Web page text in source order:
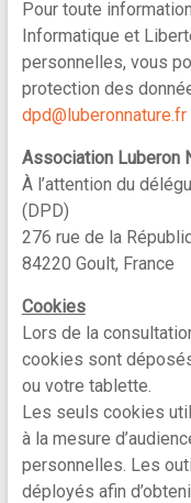
Pour toute
Informatique et
personnelles, vous
protection des
dpd@luberonnature.fr
Association Luberon
À l’attention du
(DPD)
276 rue de la
84220 Goult, France
Cookies
Lors de la
cookies sont
ou votre tablette.
Les seuls cookies
à la mesure
personnelles. Les
déployés afin